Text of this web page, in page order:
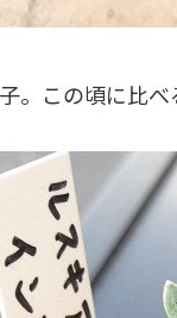
。この頃に比